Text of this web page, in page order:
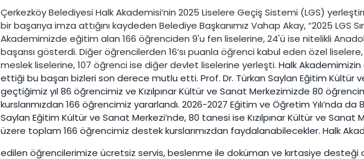
Çerkezköy Belediyesi Halk Akademisi’nin 2025 Liselere Geçiş Sistemi (LGS)
bir başarıya imza attığını kaydeden Belediye Başkanımız Vahap Akay, “2025 LGS
Akademimizde eğitim alan 166 öğrenciden 9'u fen liselerine, 24'ü ise nitelikli
başarısı gösterdi. Diğer öğrencilerden 16’sı puanla öğrenci kabul eden özel
meslek liselerine, 107 öğrenci ise diğer devlet liselerine yerleşti. Halk Akademimizin
ettiği bu başarı bizleri son derece mutlu etti. Prof. Dr. Türkan Saylan Eğitim Kültür
geçtiğimiz yıl 86 öğrencimiz ve Kızılpınar Kültür ve Sanat Merkezimizde 80
kurslarımızdan 166 öğrencimiz yararlandı. 2026-2027 Eğitim ve Öğretim Yılı’nda da
Saylan Eğitim Kültür ve Sanat Merkezi’nde, 80 tanesi ise Kızılpınar Kültür ve Sanat
üzere toplam 166 öğrencimiz destek kurslarımızdan faydalanabilecekler. Halk
edilen öğrencilerimize ücretsiz servis, beslenme ile doküman ve kırtasiye desteği